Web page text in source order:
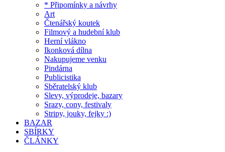
* Připomínky a návrhy
Art
Čtenářský koutek
Filmový a hudební klub
Herní vlákno
Ikonková dílna
Nakupujeme venku
Pindárna
Publicistika
Sběratelský klub
Slevy, výprodeje, bazary
Srazy, cony, festivaly
Stripy, jouky, fejky :)
BAZAR
SBÍRKY
ČLÁNKY